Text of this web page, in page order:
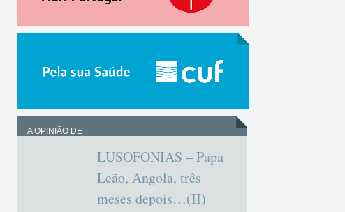
A OPINIÃO DE
LUSOFONIAS – Papa
Leão, Angola, três
meses depois…(II)